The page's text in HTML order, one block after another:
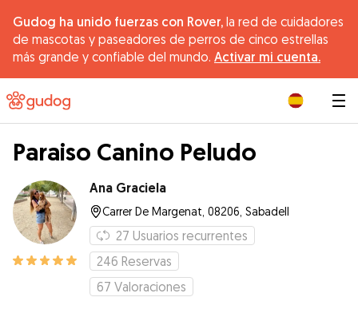
Gudog ha unido fuerzas con Rover, la red de cuidadores
de mascotas y paseadores de perros de cinco estrellas
más grande y confiable del mundo. Activar mi cuenta.
Paraiso Canino Peludo
Ana Graciela
Carrer De Margenat, 08206, Sabadell
27 Usuarios recurrentes
246 Reservas
67 Valoraciones